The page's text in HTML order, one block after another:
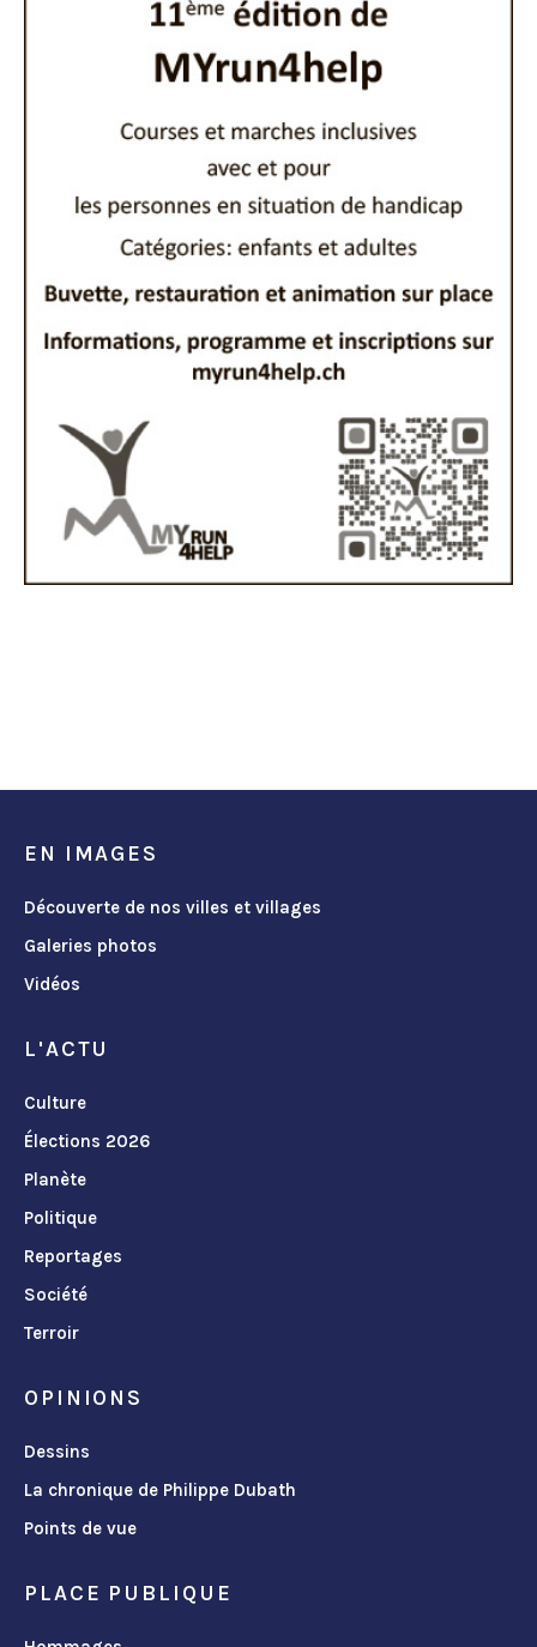
EN IMAGES
Découverte de nos villes et villages
Galeries photos
Vidéos
L'ACTU
Culture
Élections 2026
Planète
Politique
Reportages
Société
Terroir
OPINIONS
Dessins
La chronique de Philippe Dubath
Points de vue
PLACE PUBLIQUE